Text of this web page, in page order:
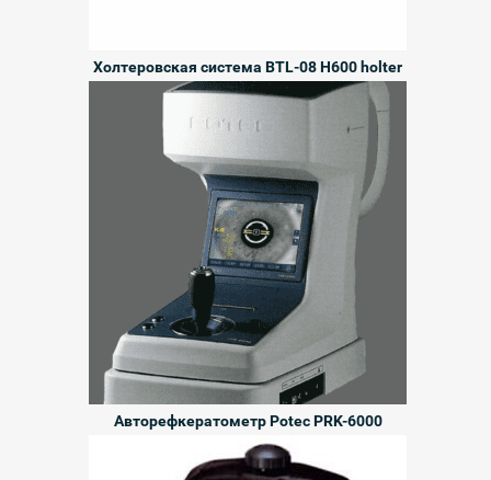
Холтеровская система BTL-08 H600 holter
Авторефкератометр Potec PRK-6000